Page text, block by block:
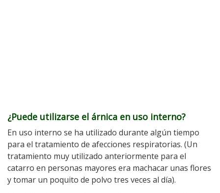
¿Puede utilizarse el árnica en uso interno?
En uso interno se ha utilizado durante algún tiempo
para el tratamiento de afecciones respiratorias. (Un
tratamiento muy utilizado anteriormente para el
catarro en personas mayores era machacar unas flores
y tomar un poquito de polvo tres veces al día).